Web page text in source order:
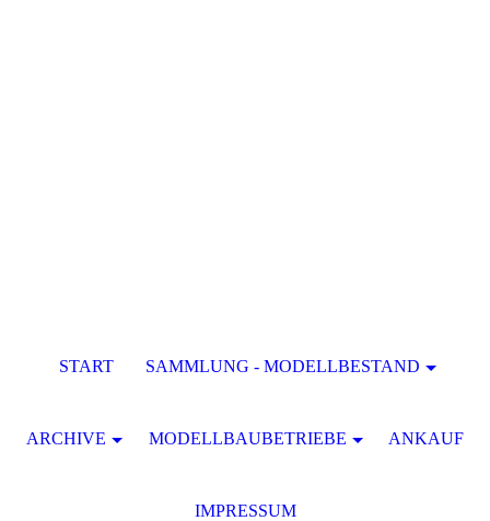
START SAMMLUNG - MODELLBESTAND
ARCHIVE MODELLBAUBETRIEBE ANKAUF
IMPRESSUM